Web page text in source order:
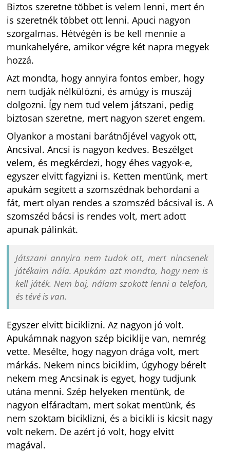
Biztos szeretne többet is velem lenni, mert én
is szeretnék többet ott lenni. Apuci nagyon
szorgalmas. Hétvégén is be kell mennie a
munkahelyére, amikor végre két napra megyek
hozzá.
Azt mondta, hogy annyira fontos ember, hogy
nem tudják nélkülözni, és amúgy is muszáj
dolgozni. Így nem tud velem játszani, pedig
biztosan szeretne, mert nagyon szeret engem.
Olyankor a mostani barátnőjével vagyok ott,
Ancsival. Ancsi is nagyon kedves. Beszélget
velem, és megkérdezi, hogy éhes vagyok-e,
egyszer elvitt fagyizni is. Ketten mentünk, mert
apukám segített a szomszédnak behordani a
fát, mert olyan rendes a szomszéd bácsival is. A
szomszéd bácsi is rendes volt, mert adott
apunak pálinkát.
Játszani annyira nem tudok ott, mert nincsenek
játékaim nála. Apukám azt mondta, hogy nem is
kell játék. Nem baj, nálam szokott lenni a telefon,
és tévé is van.
Egyszer elvitt biciklizni. Az nagyon jó volt.
Apukámnak nagyon szép biciklije van, nemrég
vette. Mesélte, hogy nagyon drága volt, mert
márkás. Nekem nincs biciklim, úgyhogy bérelt
nekem meg Ancsinak is egyet, hogy tudjunk
utána menni. Szép helyeken mentünk, de
nagyon elfáradtam, mert sokat mentünk, és
nem szoktam biciklizni, és a bicikli is kicsit nagy
volt nekem. De azért jó volt, hogy elvitt
magával.